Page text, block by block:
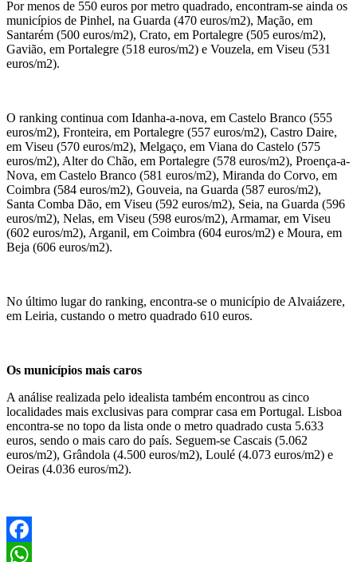
Por menos de 550 euros por metro quadrado, encontram-se ainda os
municípios de Pinhel, na Guarda (470 euros/m2), Mação, em
Santarém (500 euros/m2), Crato, em Portalegre (505 euros/m2),
Gavião, em Portalegre (518 euros/m2) e Vouzela, em Viseu (531
euros/m2).
O ranking continua com Idanha-a-nova, em Castelo Branco (555
euros/m2), Fronteira, em Portalegre (557 euros/m2), Castro Daire,
em Viseu (570 euros/m2), Melgaço, em Viana do Castelo (575
euros/m2), Alter do Chão, em Portalegre (578 euros/m2), Proença-a-
Nova, em Castelo Branco (581 euros/m2), Miranda do Corvo, em
Coimbra (584 euros/m2), Gouveia, na Guarda (587 euros/m2),
Santa Comba Dão, em Viseu (592 euros/m2), Seia, na Guarda (596
euros/m2), Nelas, em Viseu (598 euros/m2), Armamar, em Viseu
(602 euros/m2), Arganil, em Coimbra (604 euros/m2) e Moura, em
Beja (606 euros/m2).
No último lugar do ranking, encontra-se o município de Alvaiázere,
em Leiria, custando o metro quadrado 610 euros.
Os municípios mais caros
A análise realizada pelo idealista também encontrou as cinco
localidades mais exclusivas para comprar casa em Portugal. Lisboa
encontra-se no topo da lista onde o metro quadrado custa 5.633
euros, sendo o mais caro do país. Seguem-se Cascais (5.062
euros/m2), Grândola (4.500 euros/m2), Loulé (4.073 euros/m2) e
Oeiras (4.036 euros/m2).
Facebook